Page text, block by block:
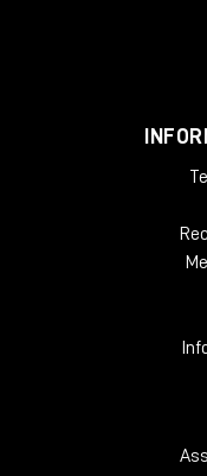
Ordina Polyend
Polyend
Una delle drum
viste negli ultimi
4. TipTop
temporale